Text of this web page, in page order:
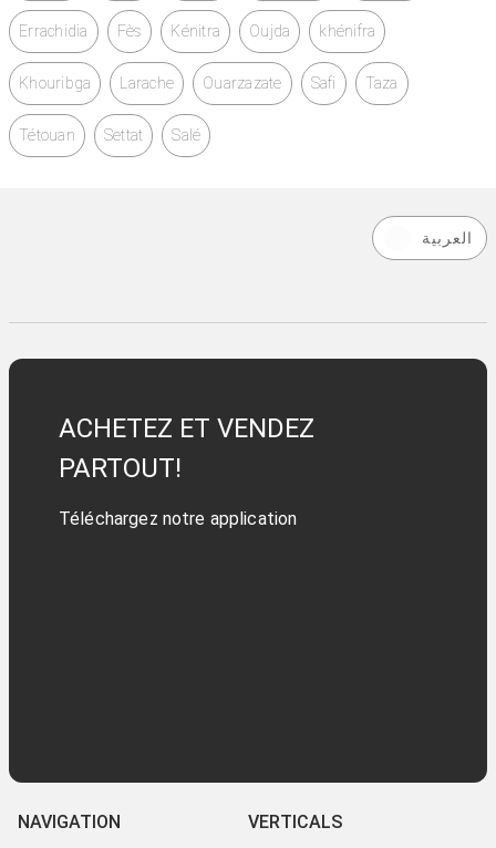
Errachidia Fès Kénitra Oujda khénifra
Khouribga Larache Ouarzazate Safi Taza
Tétouan Settat Salé
العربية
ACHETEZ ET VENDEZ
PARTOUT!
Téléchargez notre application
NAVIGATION
VERTICALS